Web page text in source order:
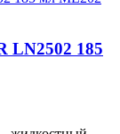
LN2502 185